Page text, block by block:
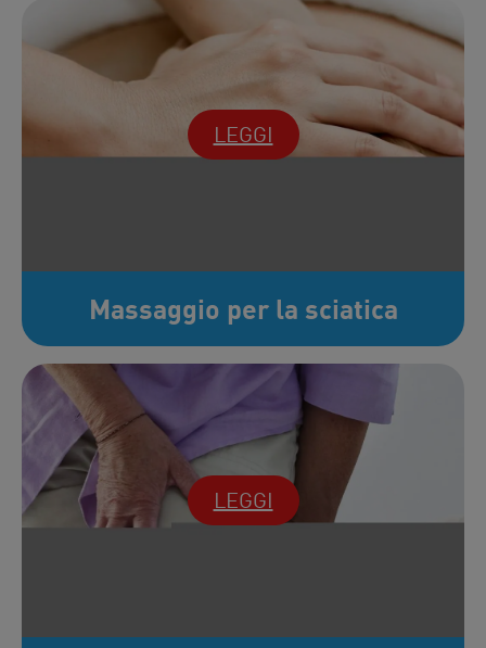
LEGGI
Massaggio per la sciatica
LEGGI